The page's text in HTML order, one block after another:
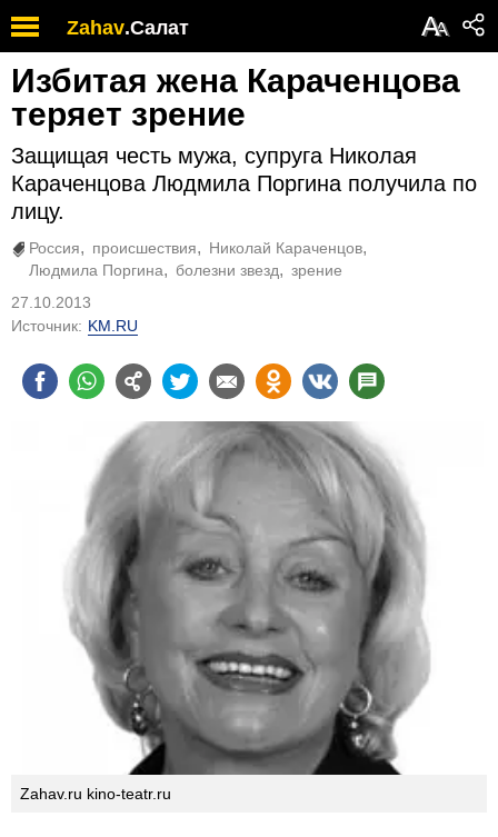
Zahav.Салат АА
Избитая жена Караченцова
теряет зрение
Защищая честь мужа, супруга Николая
Караченцова Людмила Поргина получила по
лицу.
Россия происшествия
Николай Караченцов
Людмила Поргина
болезни звезд
зрение
27.10.2013
Источник: KM.RU
Zahav.ru kino-teatr.ru